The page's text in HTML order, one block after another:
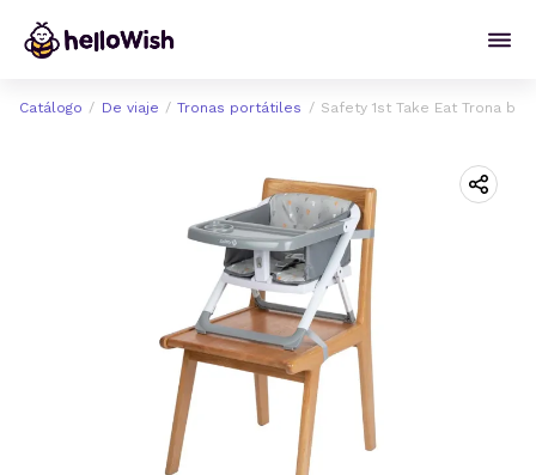
Catálogo De viaje Tronas portátiles Safety 1st Take Eat Trona